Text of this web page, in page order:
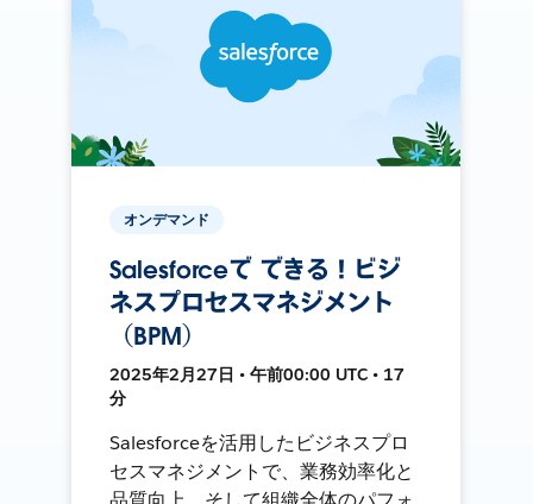
オンデマンド
Salesforceで できる！ビジ
ネスプロセスマネジメント
（BPM）
2025年2月27日 • 午前00:00 UTC • 17
分
Salesforceを活用したビジネスプロ
セスマネジメントで、業務効率化と